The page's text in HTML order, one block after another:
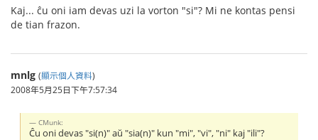
Kaj... ĉu oni iam devas uzi la vorton "si"? Mi ne kontas pensi
de tian frazon.
mnlg (顯示個人資料)
2008年5月25日下午7:57:34
CMunk:
Ĉu oni devas "si(n)" aŭ "sia(n)" kun "mi", "vi", "ni" kaj "ili"?